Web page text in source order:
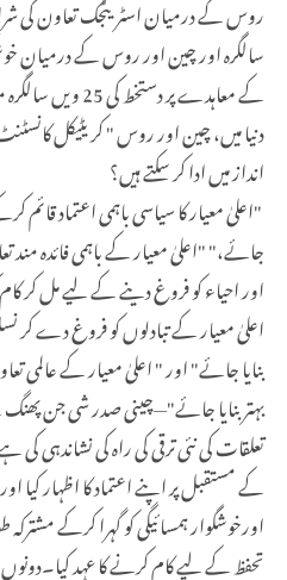
سالگرہ اور چین اور روس کے درمیان
کے معاہدے پر
دنیا میں، چین اور روس " کریٹیکل
انداز میں ادا کر سکتے ہیں؟
"اعلیٰ معیار کا سیاسی باہمی اعتماد قائم
جائے،" "اعلیٰ معیار کے باہمی فائدہ مند
اور احیاء کو فروغ دینے کے لیے مل کر
اعلیٰ معیار کے تبادلوں کو فروغ دے کر
بنایا جائے" اور " اعلیٰ معیار کے عالمی
بہتربنایا جائے"—چینی صدر شی جن
تعلقات کی نئی ترقی کی راہ کی نشاندہی
کے مستقبل پر اپنے اعتماد کا اظہار
اورخوشگوار ہمسائیگی کو گہرا کرکے
تحفظ کے لیے کام کرنے کا عہد